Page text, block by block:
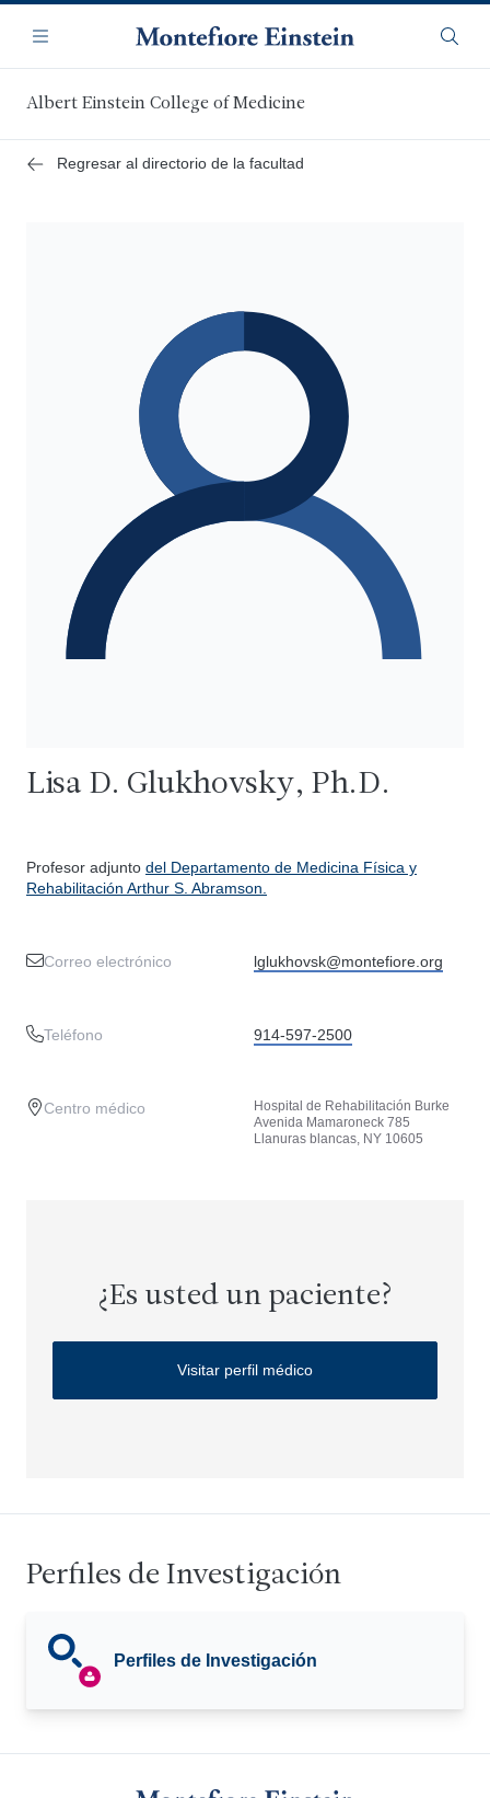
contenido
principal
Navegación
Menú
Albert Einstein College of Medicine
Regresar al directorio de la facultad
Lisa D. Glukhovsky, Ph.D.
Profesor adjunto del Departamento de Medicina Física y
Rehabilitación Arthur S. Abramson.
Correo electrónico lglukhovsk@montefiore.org
Teléfono 914-597-2500
Centro médico
Hospital de Rehabilitación Burke
Avenida Mamaroneck 785
Llanuras blancas, NY 10605
¿Es usted un paciente?
Visitar perfil médico
Perfiles de Investigación
Perfiles de Investigación